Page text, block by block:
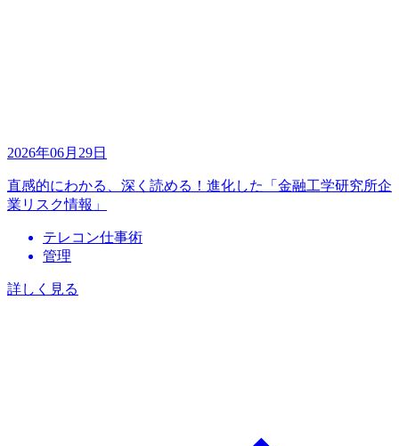
2026年06月29日
直感的にわかる、深く読める！進化した「金融工学研究所企
業リスク情報」
テレコン仕事術
管理
詳しく見る